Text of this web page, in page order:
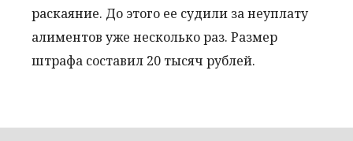
раскаяние. До этого ее судили за неуплату
алиментов уже несколько раз. Размер
штрафа составил 20 тысяч рублей.